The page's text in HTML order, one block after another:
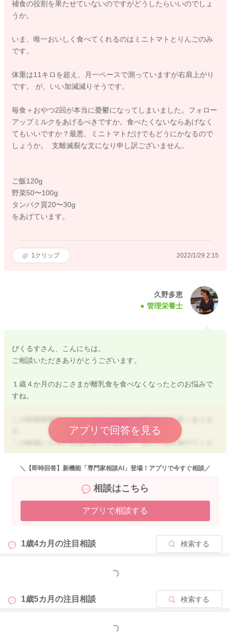
補食の役割を果たせていないのですがどうしたらいいのでしょ
うか。
いま、唯一おいしく食べてくれるのはミニトマトとりんごのみ
です。
体重は11キロを超え、月一ペースで測っていますが右肩上がり
です。 が、いい加減減りそうです。
毎食＋おやつ2回が本当に憂鬱になってしまいました。フォロー
アップミルクをあげるべきですか。食べたくないならあげなく
てもいいですか？最悪、ミニトマトだけでもどうにかなるので
しょうか。 支離滅裂な文になり申し訳ございません。
ご飯120g
野菜50〜100g
タンパク質20〜30g
をあげています。
1 クリップ 2022/1/29 2:15
久野多恵
管理栄養士
ぴくるすさん、こんにちは。
ご相談いただきありがとうございます。
１歳４か月のおこさまが離乳食を食べなくなったとのお悩みで
すね。
この時期突然食べなくなるということは実はとても良くありま
この時期になると自我が芽生え始めて、自己主張が伸びてくる
時期なので、その影響が食事にも現れてきてしまいます。 栄
養バランスよく食べて欲しいと思っていても、なかなか難しい
今まで食べていたものをある日から突然食べなくなったり、特
定のものばかり欲しがったり、遊びに夢中で椅子に座らなかっ
も、好きなものを見つけてあげられていて、色々試行錯誤して
頑張っていますね。
すので、上手く付き合っていけると良いですね。
この時期は食べさせられる事を極端に嫌う時期でもありますの
で、食事の役割分担を決めて、食事はお子様主導で進めると、
食事のメニューを決めて、食事を作って、お子様の目の前に出
アプリで回答を見る
＼【即時回答】新機能「専門家相談AI」登場！アプリで今すぐ相談／
相談はこちら
アプリで相談する
1歳4カ月の注目相談 検索する
もっと見る
1歳5カ月の注目相談 検索する
もっと見る